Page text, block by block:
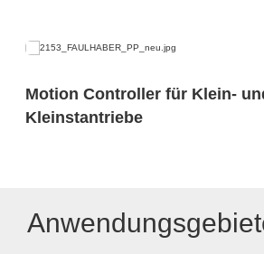
Motion Controller für Klein-
Kleinstantriebe